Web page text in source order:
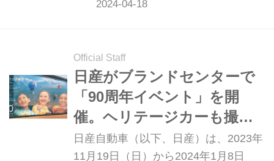
本格的な普及に向けた第一歩を踏み出
ける「現場の課題」に対応した働き方
改革についても、取り組みを進めてい
るようです。
Official Staff
日産がブランドセンターで
「90周年イベント」を開
催。ヘリテージカーも撮れ
る、乗れる！？
日産自動車（以下、日産）は、2023年
11月19日（日）から2024年1月8日